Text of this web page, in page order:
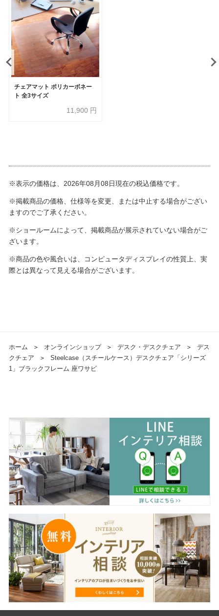
チェアマット ポリカーボネー
ト 全3サイズ
11,900 円
※表示の価格は、2026年08月08日現在の税込価格です。
※掲載商品の価格、仕様等を変更、または中止する場合がござい
ますのでご了承ください。
※ショールームによって、掲載商品が展示されていない場合がご
ざいます。
※商品の色や風合いは、コンピュータディスプレイの性質上、実
際とは異なって見える場合がございます。
ホーム ＞ オンラインショップ ＞ デスク・デスクチェア ＞
デス
クチェア
＞
Steelcase（スチールケース）デスクチェア「シリーズ
1」ブラックフレーム 座ワサビ